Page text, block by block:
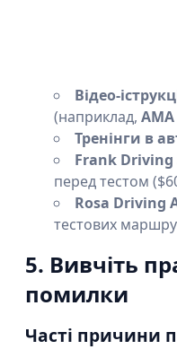
Відео-
(наприклад,
Тренінги в
Frank Driving
перед тестом
Rosa Driving
тестових
5. Вивчіть
помилки
Часті причини